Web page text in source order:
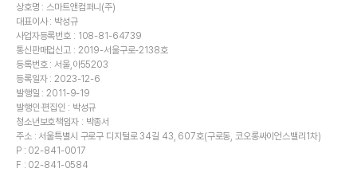
상호명 : 스마트앤컴퍼니(주)
대표이사 : 박성규
사업자등록번호 : 108-81-64739
통신판매업신고 : 2019-서울구로-2138호
등록번호 : 서울,아55203
등록일자 : 2023-12-6
발행일 : 2011-9-19
발행인·편집인 : 박성규
청소년보호책임자 : 박종서
주소 : 서울특별시 구로구 디지털로 34길 43, 607호(구로동, 코오롱싸이언스밸리1차)
P : 02-841-0017
F : 02-841-0584